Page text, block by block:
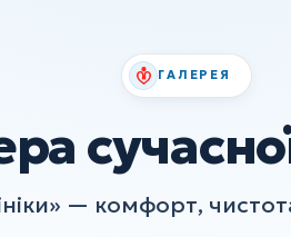
ГАЛЕРЕЯ
— комфорт,